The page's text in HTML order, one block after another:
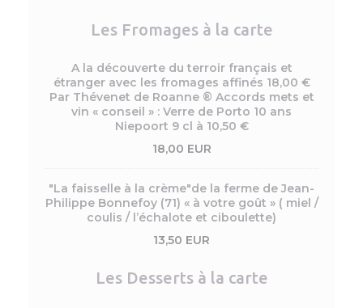
Les Fromages à la carte
A la découverte du terroir français et
étranger avec les fromages affinés 18,00 €
Par Thévenet de Roanne ® Accords mets et
vin « conseil » : Verre de Porto 10 ans
Niepoort 9 cl à 10,50 €
18,00 EUR
"La faisselle à la crème"de la ferme de Jean-
Philippe Bonnefoy (71) « à votre goût » ( miel /
coulis / l’échalote et ciboulette)
13,50 EUR
Les Desserts à la carte